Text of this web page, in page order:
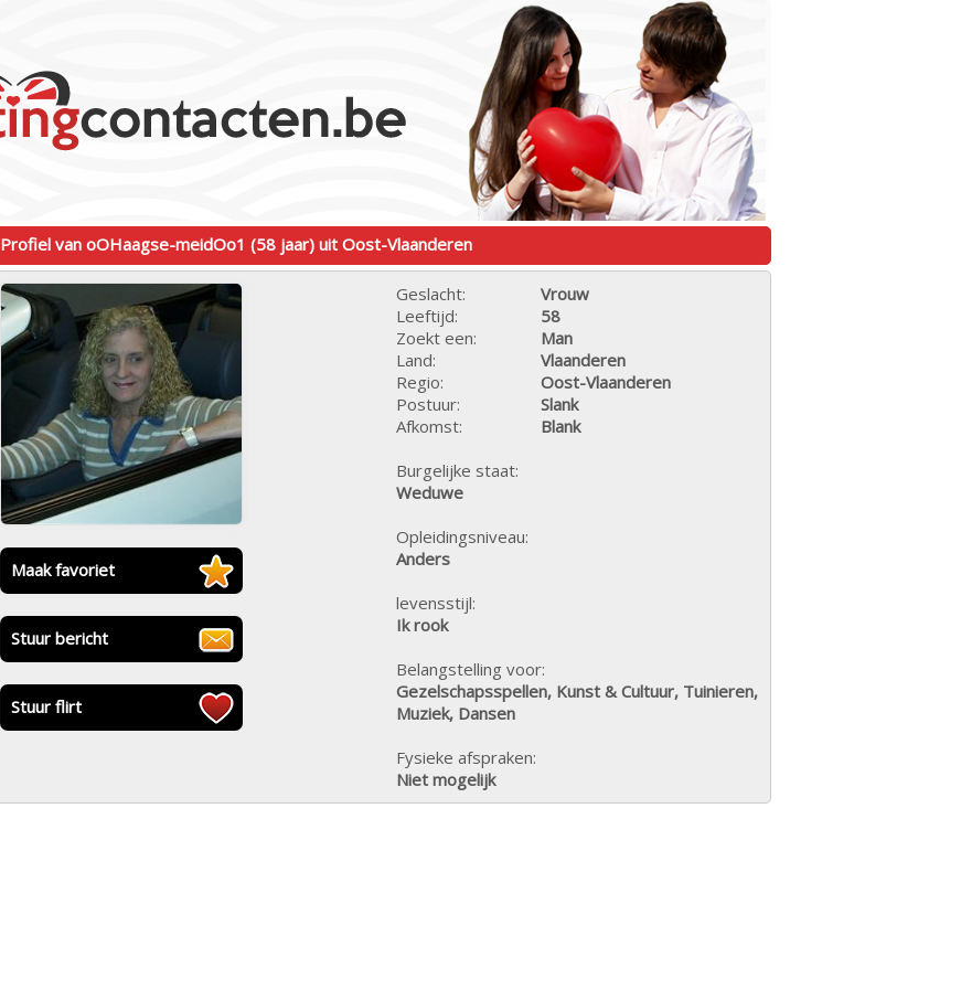
Profiel van oOHaagse-meidOo1 (58 jaar) uit Oost-Vlaanderen
Maak favoriet
Stuur bericht
Stuur flirt
Geslacht:
Vrouw
Leeftijd:
58
Zoekt een:
Man
Land:
Vlaanderen
Regio:
Oost-Vlaanderen
Postuur:
Slank
Afkomst:
Blank
Burgelijke staat:
Weduwe
Opleidingsniveau:
Anders
levensstijl:
Ik rook
Belangstelling voor:
Gezelschapsspellen, Kunst & Cultuur, Tuinieren,
Muziek, Dansen
Fysieke afspraken:
Niet mogelijk